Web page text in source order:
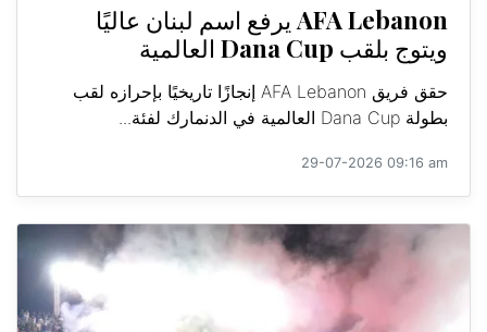
AFA Lebanon يرفع اسم لبنان عاليًا
ويتوج بلقب Dana Cup العالمية
حقق فريق AFA Lebanon إنجازًا تاريخيًا بإحرازه لقب
بطولة Dana Cup العالمية في الدنمارك لفئة...
29-07-2026 09:16 am